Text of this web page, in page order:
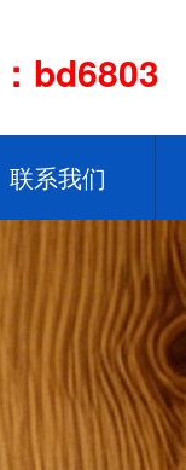
bd6803
联系我们